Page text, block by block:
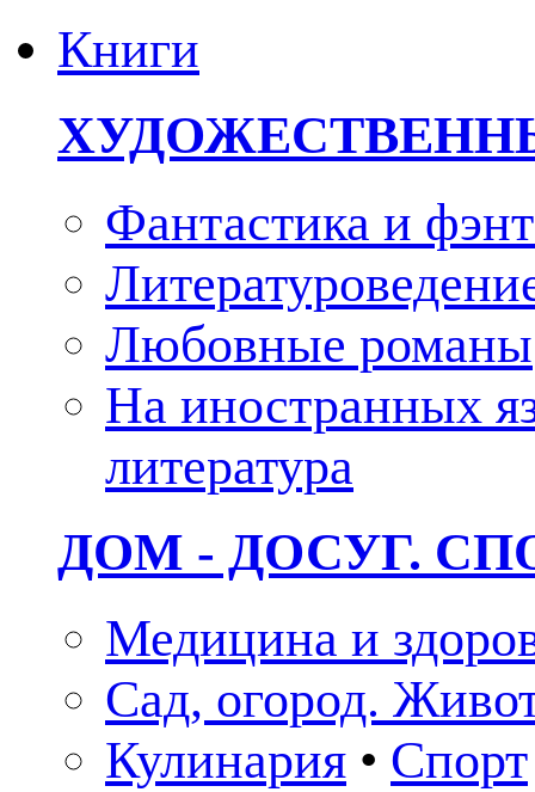
Книги
Фантастика и
Любовные романы
На иностранных
литература
ДОМ - ДОСУГ.
Медицина и
Сад, огород.
Кулинария • Спорт